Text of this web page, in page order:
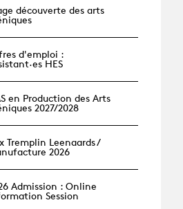
découverte des arts
d'emploi :
HES
en Production des Arts
2027/2028
Tremplin Leenaards /
2026
Admission : Online
Session